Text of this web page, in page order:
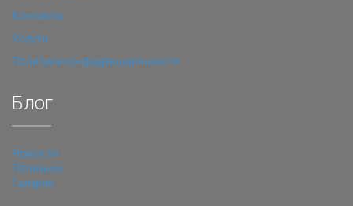
Контакты
Услуги
Политика конфиденциальности
Блог
Новости
Полезное
Галерея